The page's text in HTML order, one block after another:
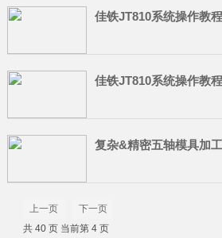
佳铁JT810系统操作教
佳铁JT810系统操作教
复杂&精密五轴模具加
上一页
下一页
共 40 页 当前第 4 页